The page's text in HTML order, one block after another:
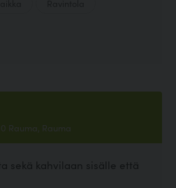
Rauma, Rauma
sekä kahvilaan sisälle että